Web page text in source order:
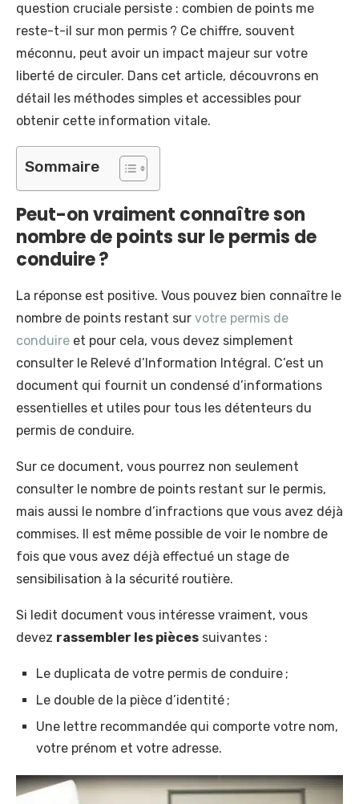
question cruciale persiste : combien de points me
reste-t-il sur mon permis ? Ce chiffre, souvent
méconnu, peut avoir un impact majeur sur votre
liberté de circuler. Dans cet article, découvrons en
détail les méthodes simples et accessibles pour
obtenir cette information vitale.
Sommaire
Peut-on vraiment connaître son
nombre de points sur le permis de
conduire ?
La réponse est positive. Vous pouvez bien connaître le
nombre de points restant sur votre permis de
conduire et pour cela, vous devez simplement
consulter le Relevé d’Information Intégral. C’est un
document qui fournit un condensé d’informations
essentielles et utiles pour tous les détenteurs du
permis de conduire.
Sur ce document, vous pourrez non seulement
consulter le nombre de points restant sur le permis,
mais aussi le nombre d’infractions que vous avez déjà
commises. Il est même possible de voir le nombre de
fois que vous avez déjà effectué un stage de
sensibilisation à la sécurité routière.
Si ledit document vous intéresse vraiment, vous
devez rassembler les pièces suivantes :
Le duplicata de votre permis de conduire ;
Le double de la pièce d’identité ;
Une lettre recommandée qui comporte votre nom,
votre prénom et votre adresse.